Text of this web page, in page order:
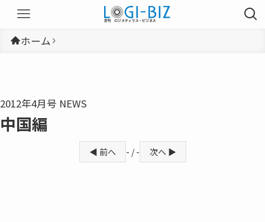
ホーム
2012年4月号 NEWS
中国編
◀ 前へ - / - 次へ ▶